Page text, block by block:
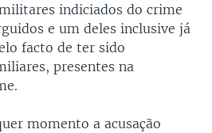
indiciados do crime
e um deles inclusive já
facto de ter sido
presentes na
momento a acusação